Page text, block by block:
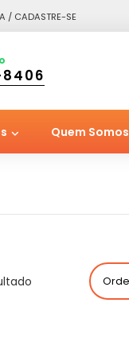
/ CADASTRE-SE
Quem Somos